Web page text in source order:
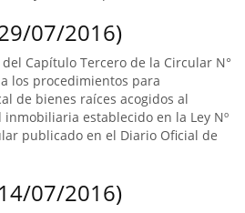
07/2016)
Capítulo Tercero de la Circular N°
los procedimientos para
de bienes raíces acogidos al
establecido en la Ley Nº
publicado en el Diario Oficial de
07/2016)